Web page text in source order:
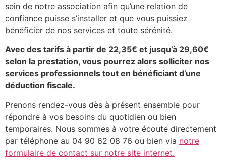
sein de notre association afin qu’une relation de
confiance puisse s’installer et que vous puissiez
bénéficier de nos services et toute sérénité.
Avec des tarifs à partir de 22,35€ et jusqu’à 29,60€
selon la prestation, vous pourrez alors solliciter nos
services professionnels tout en bénéficiant d’une
déduction fiscale.
Prenons rendez-vous dès à présent ensemble pour
répondre à vos besoins du quotidien ou bien
temporaires. Nous sommes à votre écoute directement
par téléphone au 04 90 62 08 76 ou bien via notre
formulaire de contact sur notre site internet.